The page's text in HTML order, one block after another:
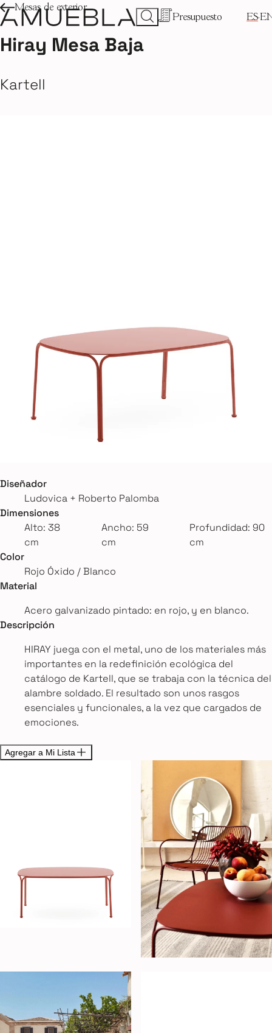
Presupuesto ES
Mesas de exterior
Hiray Mesa Baja
Kartell
Diseñador
Ludovica + Roberto Palomba
Dimensiones
Alto: 38
cm
Ancho: 59
cm
Profundidad: 90
cm
Color
Rojo Óxido / Blanco
Material
Acero galvanizado pintado: en rojo, y en blanco.
Descripción
HIRAY juega con el metal, uno de los materiales más
importantes en la redefinición ecológica del
catálogo de Kartell, que se trabaja con la técnica del
alambre soldado. El resultado son unos rasgos
esenciales y funcionales, a la vez que cargados de
emociones.
Agregar a Mi Lista